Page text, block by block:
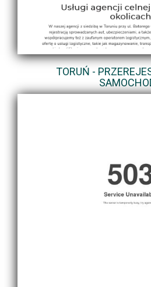
TORUŃ -